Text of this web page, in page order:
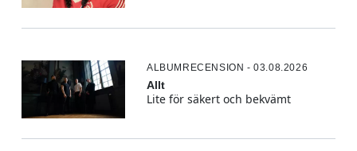
ALBUMRECENSION - 03.08.2026
Allt
Lite för säkert och bekvämt